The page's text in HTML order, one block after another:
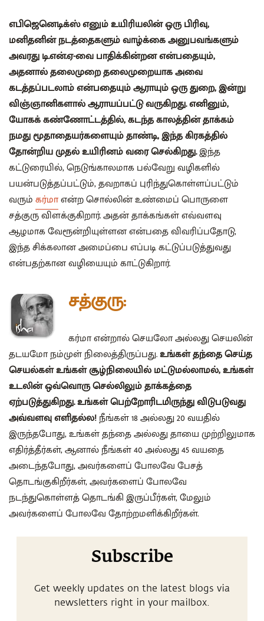
எபிஜெனெடிக்ஸ் எனும் உயிரியலின் ஒரு பிரிவு,
மனிதனின் நடத்தைகளும் வாழ்க்கை அனுபவங்களும்
அவரது டி.என்.ஏ-வை பாதிக்கின்றன என்பதையும்,
அதனால் தலைமுறை தலைமுறையாக அவை
கடத்தப்படலாம் என்பதையும் ஆராயும் ஒரு துறை, இன்று
விஞ்ஞானிகளால் ஆராயப்பட்டு வருகிறது. எனினும்,
யோகக் கண்ணோட்டத்தில், கடந்த காலத்தின் தாக்கம்
நமது மூதாதையர்களையும் தாண்டி, இந்த கிரகத்தில்
தோன்றிய முதல் உயிரினம் வரை செல்கிறது.இந்த
கட்டுரையில், நெடுங்காலமாக பல்வேறு வழிகளில்
பயன்படுத்தப்பட்டும், தவறாகப் புரிந்துகொள்ளப்பட்டும்
வரும்கர்மாஎன்ற சொல்லின் உண்மைப் பொருளை
சத்குரு விளக்குகிறார். அதன் தாக்கங்கள் எவ்வளவு
ஆழமாக வேரூன்றியுள்ளன என்பதை விவரிப்பதோடு,
இந்த சிக்கலான அமைப்பை எப்படி கட்டுப்படுத்துவது
என்பதற்கான வழியையும் காட்டுகிறார்.
சத்குரு:
கர்மா என்றால் செயலோ அல்லது செயலின்
தடயமோ நம்முள் நிலைத்திருப்பது.உங்கள் தந்தை செய்த
செயல்கள் உங்கள் சூழ்நிலையில் மட்டுமல்லாமல், உங்கள்
உடலின் ஒவ்வொரு செல்லிலும் தாக்கத்தை
ஏற்படுத்துகிறது. உங்கள் பெற்றோரிடமிருந்து விடுபடுவது
அவ்வளவு எளிதல்ல!நீங்கள் 18 அல்லது 20 வயதில்
இருந்தபோது, உங்கள் தந்தை அல்லது தாயை முற்றிலுமாக
எதிர்த்தீர்கள், ஆனால் நீங்கள் 40 அல்லது 45 வயதை
அடைந்தபோது, அவர்களைப் போலவே பேசத்
தொடங்குகிறீர்கள், அவர்களைப் போலவே
நடந்துகொள்ளத் தொடங்கி இருப்பீர்கள், மேலும்
அவர்களைப் போலவே தோற்றமளிக்கிறீர்கள்.
Subscribe
Get weekly updates on the latest blogs via
newsletters right in your mailbox.